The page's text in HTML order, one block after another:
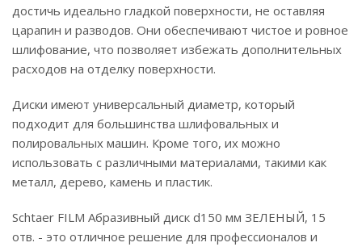
достичь идеально гладкой поверхности, не оставляя
царапин и разводов. Они обеспечивают чистое и ровное
шлифование, что позволяет избежать дополнительных
расходов на отделку поверхности.
Диски имеют универсальный диаметр, который
подходит для большинства шлифовальных и
полировальных машин. Кроме того, их можно
использовать с различными материалами, такими как
металл, дерево, камень и пластик.
Schtaer FILM Абразивный диск d150 мм ЗЕЛЕНЫЙ, 15
отв. - это отличное решение для профессионалов и